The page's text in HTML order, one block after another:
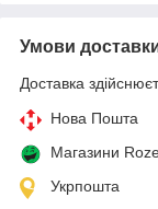
Умови
Доставка
Нова Пошта
Магазини
Укрпошта